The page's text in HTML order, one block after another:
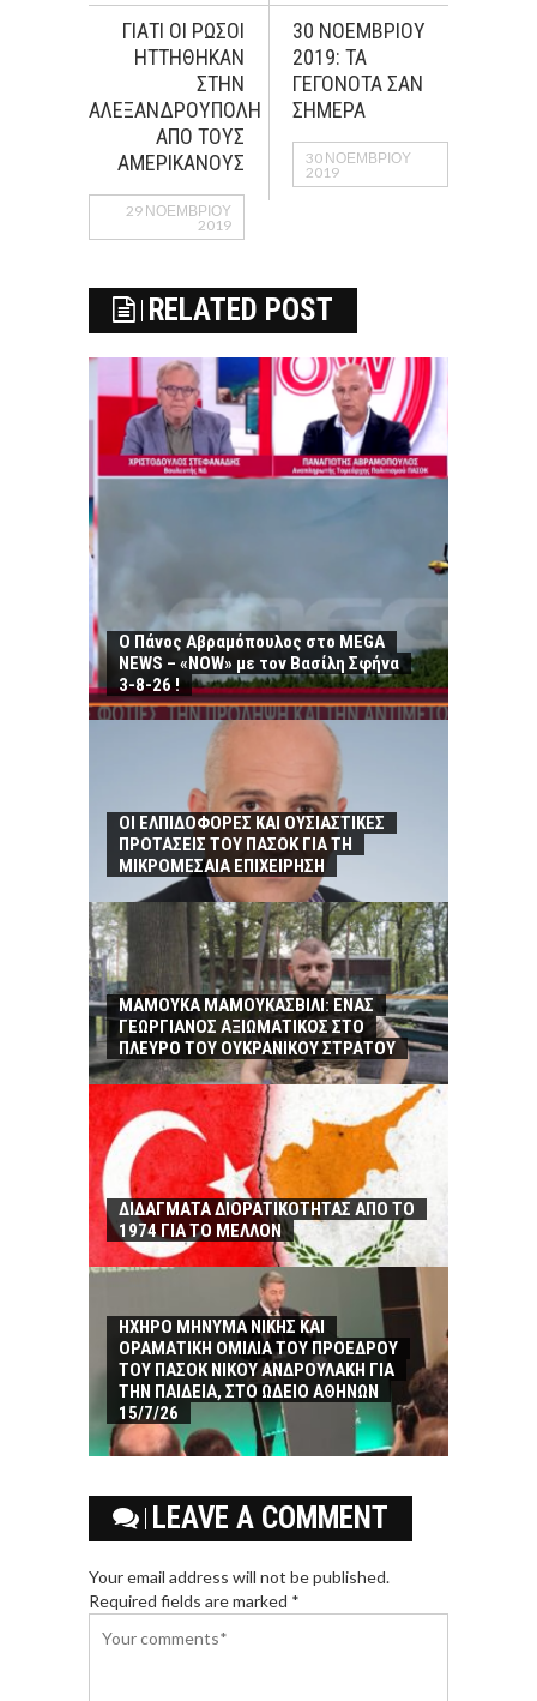
ΓΙΑΤΙ ΟΙ ΡΩΣΟΙ
ΗΤΤΗΘΗΚΑΝ
ΣΤΗΝ
ΑΛΕΞΑΝΔΡΟΥΠΟΛΗ
ΑΠΟ ΤΟΥΣ
ΑΜΕΡΙΚΑΝΟΥΣ
29 ΝΟΕΜΒΡΊΟΥ
2019
30 ΝΟΕΜΒΡΙΟΥ
2019: ΤΑ
ΓΕΓΟΝΟΤΑ ΣΑΝ
ΣΗΜΕΡΑ
30 ΝΟΕΜΒΡΊΟΥ
2019
RELATED POST
Ο Πάνος Αβραμόπουλος στο MEGA
NEWS – «NOW» με τον Βασίλη Σφήνα
3-8-26 !
ΟΙ ΕΛΠΙΔΟΦΟΡΕΣ ΚΑΙ ΟΥΣΙΑΣΤΙΚΕΣ
ΠΡΟΤΑΣΕΙΣ ΤΟΥ ΠΑΣΟΚ ΓΙΑ ΤΗ
ΜΙΚΡΟΜΕΣΑΙΑ ΕΠΙΧΕΙΡΗΣΗ
ΜΑΜΟΥΚΑ ΜΑΜΟΥΚΑΣΒΙΛΙ: ΕΝΑΣ
ΓΕΩΡΓΙΑΝΟΣ ΑΞΙΩΜΑΤΙΚΟΣ ΣΤΟ
ΠΛΕΥΡΟ ΤΟΥ ΟΥΚΡΑΝΙΚΟΥ ΣΤΡΑΤΟΥ
ΔΙΔΑΓΜΑΤΑ ΔΙΟΡΑΤΙΚΟΤΗΤΑΣ ΑΠΟ ΤΟ
1974 ΓΙΑ ΤΟ ΜΕΛΛΟΝ
ΗΧΗΡΟ ΜΗΝΥΜΑ ΝΙΚΗΣ ΚΑΙ
ΟΡΑΜΑΤΙΚΗ ΟΜΙΛΙΑ ΤΟΥ ΠΡΟΕΔΡΟΥ
ΤΟΥ ΠΑΣΟΚ ΝΙΚΟΥ ΑΝΔΡΟΥΛΑΚΗ ΓΙΑ
ΤΗΝ ΠΑΙΔΕΙΑ, ΣΤΟ ΩΔΕΙΟ ΑΘΗΝΩΝ
15/7/26
LEAVE A COMMENT
Your email address will not be published.
Required fields are marked *